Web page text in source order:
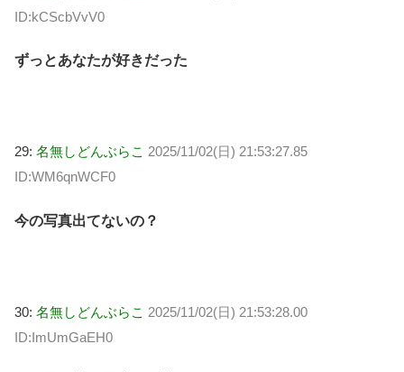
ID:kCScbVvV0
ずっとあなたが好きだった
29: 名無しどんぶらこ 2025/11/02(日) 21:53:27.85
ID:WM6qnWCF0
今の写真出てないの？
30: 名無しどんぶらこ 2025/11/02(日) 21:53:28.00
ID:ImUmGaEH0